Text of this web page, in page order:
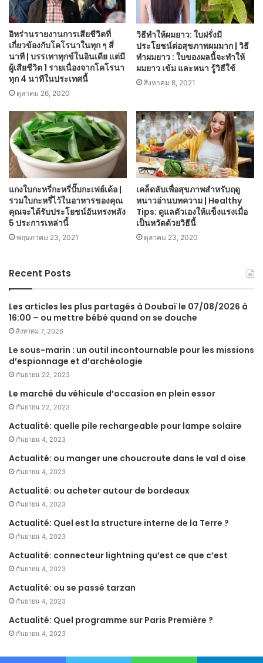
อิหร่านรายงานการเสียชีวิตที่
เกี่ยวข้องกับโคโรนาในทุก ๆ สี่
นาที | บรรเทาทุกข์ในอินเดีย แต่มี
ผู้เสียชีวิต 1 รายเนื่องจากโคโรนา
ทุก 4 นาทีในประเทศนี้
ตุลาคม 26, 2020
วิธีทำให้ผมยาว: ใบฝรั่งมี
ประโยชน์ต่อสุขภาพผมมาก | วิธี
ทำผมยาว : ใบของผลนี้จะทำให้
ผมยาว เข้ม และหนา รู้วิธีใช้
สิงหาคม 8, 2021
แกงใบกะหรี่กะหรี่ปั๊บกะเฟย์เด้อ |
รวมใบกะหรี่ไว้ในอาหารของคุณ
คุณจะได้รับประโยชน์อันทรงพลัง
5 ประการเหล่านี้
พฤษภาคม 23, 2021
เคล็ดลับเพื่อสุขภาพสำหรับฤดู
หนาวอ่านบทความ | Healthy
Tips: ดูแลตัวเองให้แข็งแรงเมื่อ
เป็นหวัดด้วยวิธีนี้
ตุลาคม 23, 2020
Recent Posts
Les articles les plus partagés à Doubaï le 07/08/2026 à
16:00 – ou mettre bébé quand on se douche
สิงหาคม 7, 2026
Le sous-marin : un outil incontournable pour les missions
d’espionnage et d’archéologie
กันยายน 22, 2023
Le marché du véhicule d’occasion en plein essor
กันยายน 22, 2023
Actualité: quelle pile rechargeable pour lampe solaire
กันยายน 4, 2023
Actualité: ou manger une choucroute dans le val d oise
กันยายน 4, 2023
Actualité: ou acheter autour de bordeaux
กันยายน 4, 2023
Actualité: Quel est la structure interne de la Terre ?
กันยายน 4, 2023
Actualité: connecteur lightning qu’est ce que c’est
กันยายน 4, 2023
Actualité: ou se passé tarzan
กันยายน 4, 2023
Actualité: Quel programme sur Paris Première ?
กันยายน 4, 2023